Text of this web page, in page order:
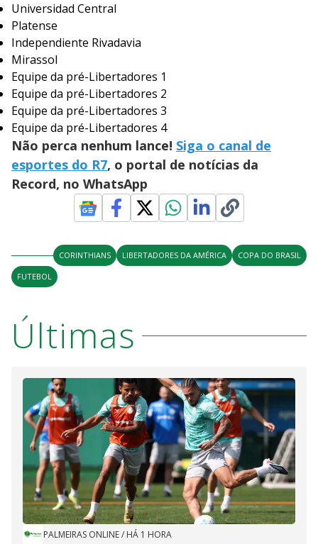
Universidad Central
Platense
Independiente Rivadavia
Mirassol
Equipe da pré-Libertadores 1
Equipe da pré-Libertadores 2
Equipe da pré-Libertadores 3
Equipe da pré-Libertadores 4
Não perca nenhum lance! Siga o canal de
esportes do R7, o portal de notícias da
Record, no WhatsApp
CORINTHIANS LIBERTADORES DA AMÉRICA
COPA DO BRASIL
FUTEBOL
Últimas
PALMEIRAS ONLINE/ HÁ 1 HORA